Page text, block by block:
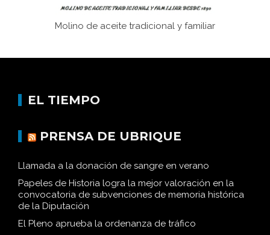
Molino de aceite tradicional y familiar
EL TIEMPO
PRENSA DE UBRIQUE
Llamada a la donación de sangre en verano
Papeles de Historia logra la mejor valoración en la
convocatoria de subvenciones de memoria histórica
de la Diputación
El Pleno aprueba la ordenanza de tráfico